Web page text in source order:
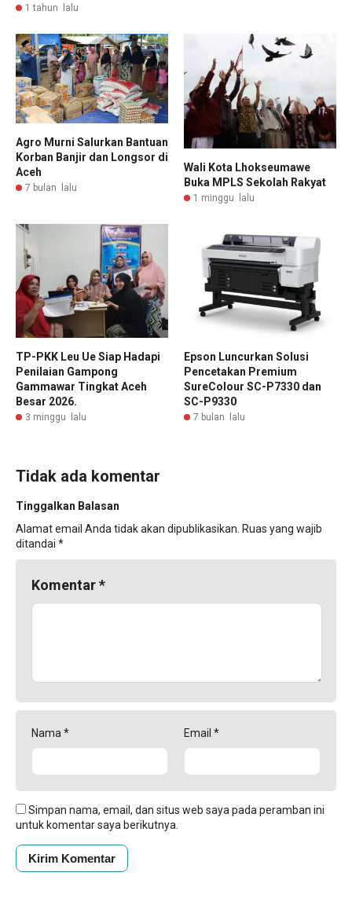
1 tahun lalu
Agro Murni Salurkan Bantuan
Korban Banjir dan Longsor di
Aceh
7 bulan lalu
Wali Kota Lhokseumawe
Buka MPLS Sekolah Rakyat
1 minggu lalu
TP-PKK Leu Ue Siap Hadapi
Penilaian Gampong
Gammawar Tingkat Aceh
Besar 2026.
3 minggu lalu
Epson Luncurkan Solusi
Pencetakan Premium
SureColour SC-P7330 dan
SC-P9330
7 bulan lalu
Tidak ada komentar
Tinggalkan Balasan
Alamat email Anda tidak akan dipublikasikan. Ruas yang wajib
ditandai *
Komentar*
Nama * Email *
Simpan nama, email, dan situs web saya pada peramban ini
untuk komentar saya berikutnya.